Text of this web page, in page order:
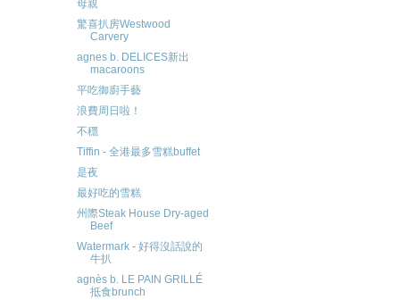
母親
驚喜扒房Westwood
Carvery
agnes b. DELICES新出
macaroons
平吃御廚手藝
浪費周日啦！
不穩
Tiffin - 全港最多雪糕buffet
是夜
最好吃的雪糕
州際Steak House Dry-aged
Beef
Watermark - 好得沒話說的
牛扒
agnès b. LE PAIN GRILLÉ
抵食brunch